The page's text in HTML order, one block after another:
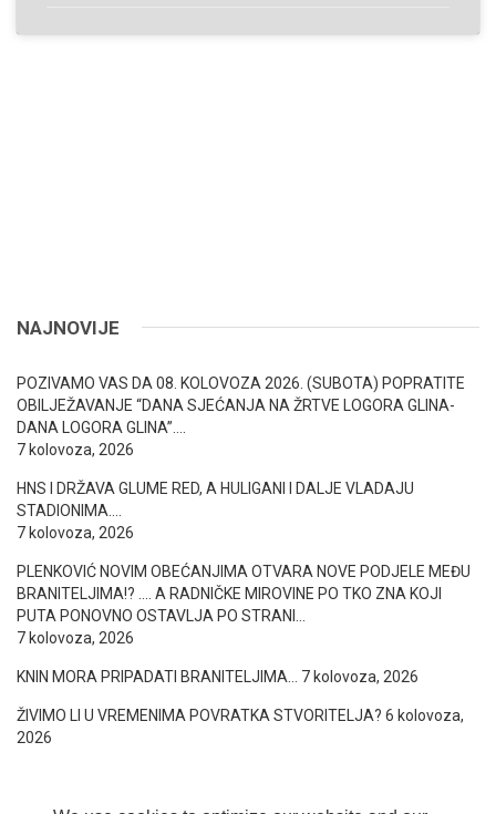
NAJNOVIJE
POZIVAMO VAS DA 08. KOLOVOZA 2026. (SUBOTA) POPRATITE
OBILJEŽAVANJE “DANA SJEĆANJA NA ŽRTVE LOGORA GLINA-
DANA LOGORA GLINA”….
7 kolovoza, 2026
HNS I DRŽAVA GLUME RED, A HULIGANI I DALJE VLADAJU
STADIONIMA….
7 kolovoza, 2026
PLENKOVIĆ NOVIM OBEĆANJIMA OTVARA NOVE PODJELE MEĐU
BRANITELJIMA!? …. A RADNIČKE MIROVINE PO TKO ZNA KOJI
PUTA PONOVNO OSTAVLJA PO STRANI…
7 kolovoza, 2026
KNIN MORA PRIPADATI BRANITELJIMA… 7 kolovoza, 2026
ŽIVIMO LI U VREMENIMA POVRATKA STVORITELJA? 6 kolovoza,
2026